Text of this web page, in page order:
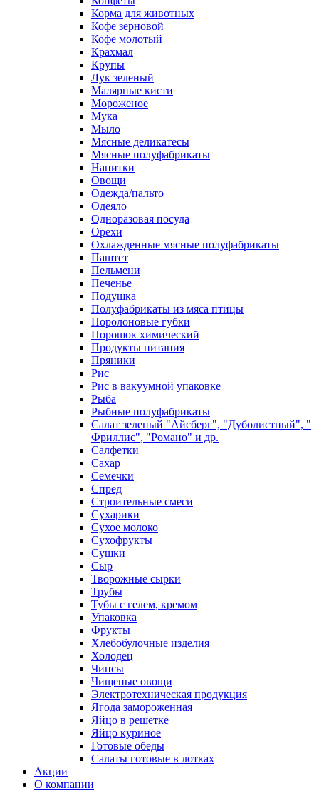
Корма для животных
Кофе зерновой
Кофе молотый
Крахмал
Крупы
Лук зеленый
Малярные кисти
Мороженое
Мука
Мыло
Мясные деликатесы
Мясные полуфабрикаты
Напитки
Овощи
Одежда/пальто
Одеяло
Одноразовая посуда
Орехи
Охлажденные мясные полуфабрикаты
Паштет
Пельмени
Печенье
Подушка
Полуфабрикаты из мяса птицы
Поролоновые губки
Порошок химический
Продукты питания
Пряники
Рис
Рис в вакуумной упаковке
Рыба
Рыбные полуфабрикаты
Салат зеленый "Айсберг", "Дуболистный", "
Фриллис", "Романо" и др.
Салфетки
Сахар
Семечки
Спред
Строительные смеси
Сухарики
Сухое молоко
Сухофрукты
Сушки
Сыр
Творожные сырки
Трубы
Тубы с гелем, кремом
Упаковка
Фрукты
Хлебобулочные изделия
Холодец
Чипсы
Чищеные овощи
Электротехническая продукция
Ягода замороженная
Яйцо в решетке
Яйцо куриное
Готовые обеды
Салаты готовые в лотках
Акции
О компании